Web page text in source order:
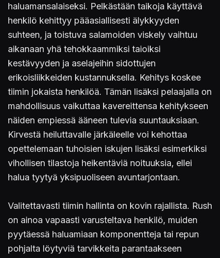
haluamansalaiseksi. Pelkästään taikoja käyttävä
henkilö kehittyy pääasiallisesti älykkyyden
suhteen, ja toistuva salamoiden viskely vaihtuu
aikanaan yhä tehokkaammiksi taioiksi
kestävyyden ja aselajeihin sidottujen
erikoisliikkeiden kustannuksella. Kehitys koskee
tiimin jokaista henkilöä. Tämän lisäksi pelaajalla on
mahdollisuus vaikuttaa kavereittensa kehitykseen
näiden empiessä ääneen tulevia suuntauksiaan.
Kirvestä heiluttavalle järkäleelle voi kehottaa
opettelemaan tuhoisien iskujen lisäksi esimerkiksi
vihollisen tilastoja heikentäviä noituuksia, ellei
halua tyytyä yksipuoliseen avuntarjontaan.
Valitettavasti tiimin hallinta on kovin rajallista. Rush
on ainoa vapaasti varusteltava henkilö, muiden
pyytäessä haluamiaan komponentteja tai repun
pohjalta löytyviä tarvikkeita parantaakseen